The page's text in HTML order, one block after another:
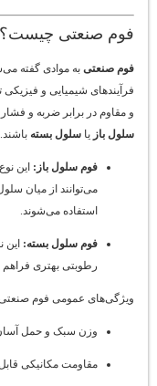
فوم صنعتی چیست؟
فوم صنعتیبه موادی گفته
فرآیندهای شیمیایی و فیزیکی
و مقاوم در برابر ضربه و فشار
سلول بازیا سلول بستهباشند.
فوم سلول باز:این نوع
می‌توانند از میان
استفاده می‌شوند.
فوم سلول بسته:این
رطوبتی بهتری فراهم
ویژگی‌های عمومی فوم صنعتی
وزن سبک و حمل آسان
مقاومت مکانیکی قابل